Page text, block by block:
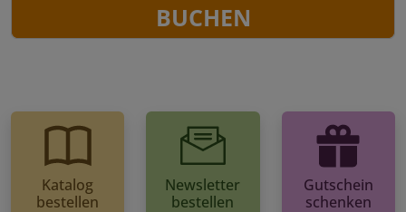
BUCHEN
Katalog
bestellen
Newsletter
bestellen
Gutschein
schenken